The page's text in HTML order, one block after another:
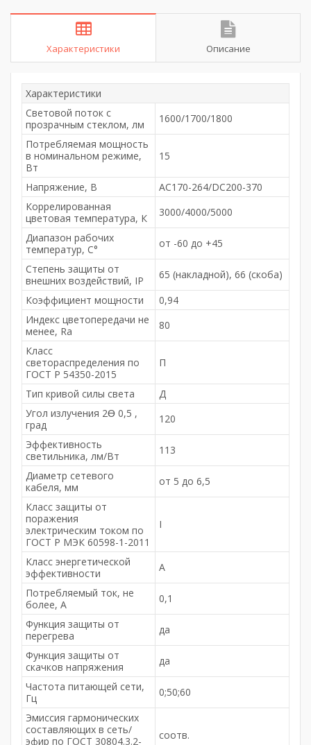
Характеристики Описание
Характеристики
Световой поток с
прозрачным стеклом, лм
1600/1700/1800
Потребляемая мощность
в номинальном режиме,
Вт
15
Напряжение, В
AC170-264/DC200-370
Коррелированная
цветовая температура, К
3000/4000/5000
Диапазон рабочих
температур, С°
от -60 до +45
Степень защиты от
внешних воздействий, IP
65 (накладной), 66 (скоба)
Коэффициент мощности
0,94
Индекс цветопередачи не
менее, Ra
80
Класс
светораспределения по
ГОСТ Р 54350-2015
П
Тип кривой силы света
Д
Угол излучения 2Ɵ 0,5 ,
град
120
Эффективность
светильника, лм/Вт
113
Диаметр сетевого
кабеля, мм
от 5 до 6,5
Класс защиты от
поражения
электрическим током по
ГОСТ Р МЭК 60598-1-2011
I
Класс энергетической
эффективности
А
Потребляемый ток, не
более, A
0,1
Функция защиты от
перегрева
да
Функция защиты от
скачков напряжения
да
Частота питающей сети,
Гц
0;50;60
Эмиссия гармонических
составляющих в сеть/
эфир по ГОСТ 30804.3.2-
соотв.